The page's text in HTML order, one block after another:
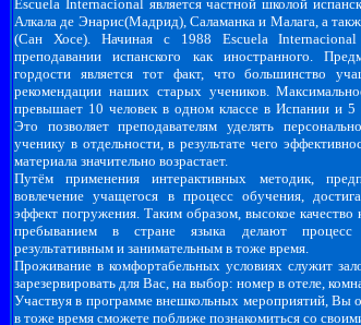
Escuela Internacional является частной школой
Алкала де Энарис(Мадрид), Саламанка и Малага, а
(Сан Хосе).
Начиная с 1988 Escuela
преподавании испанского как иностранного.
гордости является тот факт, что большинство
рекомендации наших старых учеников.
превышает 10 человек в одном классе в Испании и 5
Это позволяет преподавателям уделять
ученику в отдельности, в результате чего
материала значительно возрастает.
Путём применения интерактивных методик,
вовлечение учащегося в процесс обучения,
эффект погружения. Таким образом, высокое качество
пребыванием в стране языка делают процесс
результативным и занимательным в тоже время.
Проживание в комфортабельных условиях служит
зарезервировать для Вас, на выбор: номер в отеле,
Участвуя в программе внешкольных мероприятий, Вы
в тоже время сможете поближе познакомиться со